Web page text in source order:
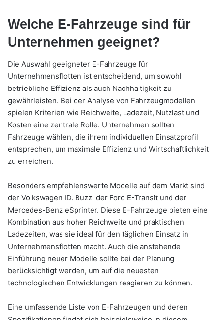
Welche E-Fahrzeuge sind für
Unternehmen geeignet?
Die Auswahl geeigneter E-Fahrzeuge für
Unternehmensflotten ist entscheidend, um sowohl
betriebliche Effizienz als auch Nachhaltigkeit zu
gewährleisten. Bei der Analyse von Fahrzeugmodellen
spielen Kriterien wie Reichweite, Ladezeit, Nutzlast und
Kosten eine zentrale Rolle. Unternehmen sollten
Fahrzeuge wählen, die ihrem individuellen Einsatzprofil
entsprechen, um maximale Effizienz und Wirtschaftlichkeit
zu erreichen.
Besonders empfehlenswerte Modelle auf dem Markt sind
der Volkswagen ID. Buzz, der Ford E-Transit und der
Mercedes-Benz eSprinter. Diese E-Fahrzeuge bieten eine
Kombination aus hoher Reichweite und praktischen
Ladezeiten, was sie ideal für den täglichen Einsatz in
Unternehmensflotten macht. Auch die anstehende
Einführung neuer Modelle sollte bei der Planung
berücksichtigt werden, um auf die neuesten
technologischen Entwicklungen reagieren zu können.
Eine umfassende Liste von E-Fahrzeugen und deren